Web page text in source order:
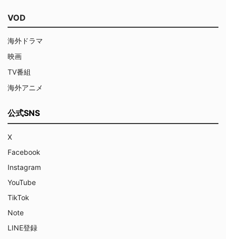
VOD
海外ドラマ
映画
TV番組
海外アニメ
公式SNS
X
Facebook
Instagram
YouTube
TikTok
Note
LINE登録